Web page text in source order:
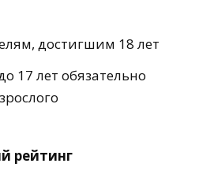
достигшим 18 лет
17 лет обязательно
рейтинг